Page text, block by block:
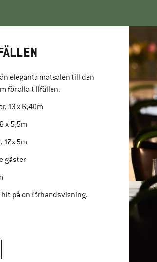
eleganta matsalen till den
för alla tillfällen.
13 x 6,40m
x 5,5m
17x 5m
gäster
på en förhandsvisning.